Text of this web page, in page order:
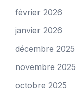
février 2026
janvier 2026
décembre 2025
novembre 2025
octobre 2025